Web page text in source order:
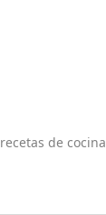
recetas de cocina